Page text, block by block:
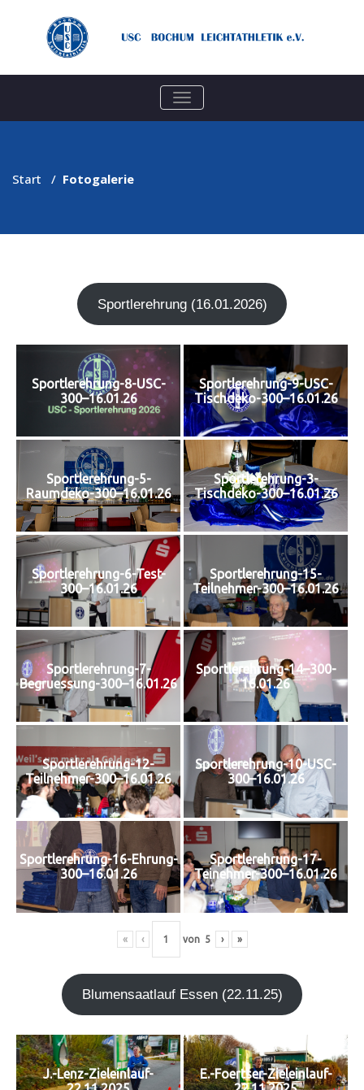
TOGGLE
NAVIGATION
Start / Fotogalerie
Sport­ler­eh­rung (16.01.2026)
Sportlerehrung-8-USC-
300–16.01.26
Sportlerehrung-9-USC-
Tischdeko-300–16.01.26
Sportlerehrung-5-
Raumdeko-300–16.01.26
Sportlerehrung-3-
Tischdeko-300–16.01.26
Sportlerehrung-6-Test-
300–16.01.26
Sportlerehrung-15-
Teilnehmer-300–16.01.26
Sportlerehrung-7-
Begruessung-300–16.01.26
Sportlerehrung-14–300-
16.01.26
Sportlerehrung-12-
Teilnehmer-300–16.01.26
Sportlerehrung-10-USC-
300–16.01.26
Sportlerehrung-16-Ehrung-
300–16.01.26
Sportlerehrung-17-
Teinehmer-300–16.01.26
« ‹ von 5 › »
Blu­men­saat­lauf Essen (22.11.25)
J.-Lenz-Zieleinlauf-
E.-Foertser-Zieleinlauf-